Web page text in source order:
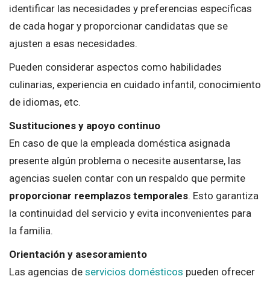
identificar las necesidades y preferencias específicas
de cada hogar y proporcionar candidatas que se
ajusten a esas necesidades.
Pueden considerar aspectos como habilidades
culinarias, experiencia en cuidado infantil, conocimiento
de idiomas, etc.
Sustituciones y apoyo continuo
En caso de que la empleada doméstica asignada
presente algún problema o necesite ausentarse, las
agencias suelen contar con un respaldo que permite
proporcionar reemplazos temporales. Esto garantiza
la continuidad del servicio y evita inconvenientes para
la familia.
Orientación y asesoramiento
Las agencias de servicios domésticos pueden ofrecer